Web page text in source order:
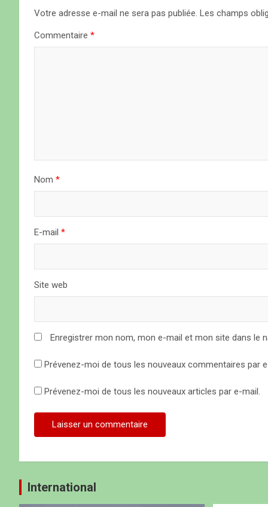
Votre adresse e-mail ne sera pas publiée. Les champs
Commentaire *
Nom *
E-mail *
Site web
Enregistrer mon nom, mon e-mail et mon site dans le
Prévenez-moi de tous les nouveaux commentaires par
Prévenez-moi de tous les nouveaux articles par e-mail.
International